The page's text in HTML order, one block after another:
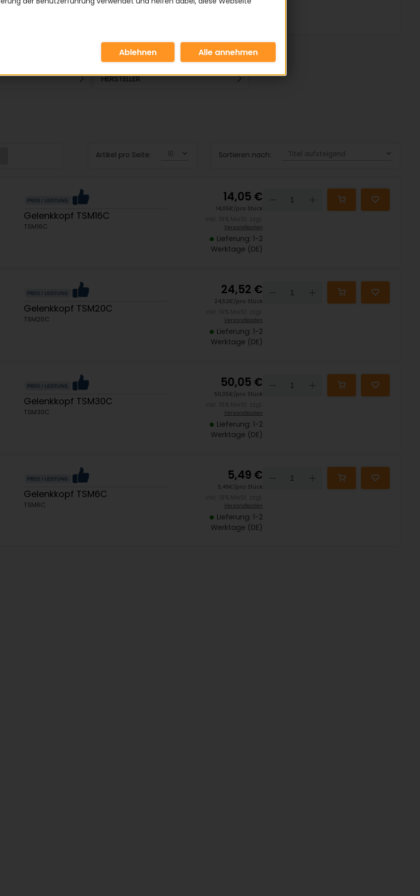
Bronze-Gleitpaarung für langlebige
INNENDURCHMESSER MM
HERSTELLER
Sortieren nach:
Artikel pro Seite:
Gelenkkopf TSM16C
TSM16C
14,05 €
14,05€/pro Stück
Versandkosten
Lieferung: 1-2
Werktage (DE)
Down
Gelenkkopf TSM20C
TSM20C
24,52 €
24,52€/pro Stück
Versandkosten
Lieferung: 1-2
Werktage (DE)
Down
Gelenkkopf TSM30C
TSM30C
50,05 €
50,05€/pro Stück
Versandkosten
Lieferung: 1-2
Werktage (DE)
Down
Gelenkkopf TSM6C
TSM6C
5,49 €
5,49€/pro Stück
Versandkosten
Lieferung: 1-2
Werktage (DE)
Down